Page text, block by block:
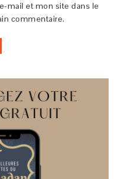
mail et mon site dans le
commentaire.